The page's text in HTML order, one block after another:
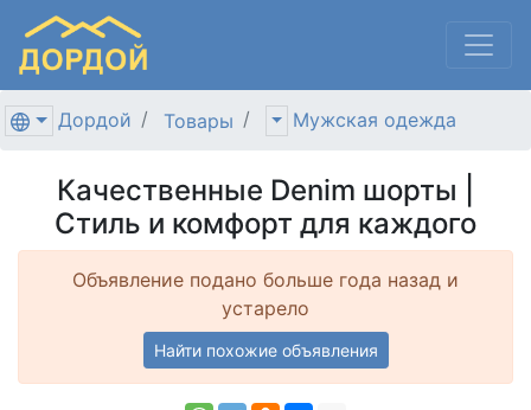
Дордой Товары Мужская одежда
Качественные Denim шорты |
Стиль и комфорт для каждого
Объявление подано больше года назад и
устарело
Найти похожие объявления